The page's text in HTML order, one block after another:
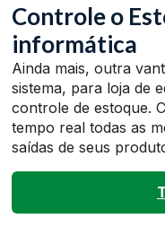
Controle o
informática
Ainda mais, outra
sistema, para loja de
controle de estoque.
tempo real todas as
saídas de seus